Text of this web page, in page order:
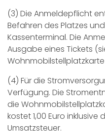
(3) Die Anmeldepflicht
Befahren des Platzes
Kassenterminal. Die
Ausgabe eines Tickets
(4) Für die
Verfügung. Die
die
kostet 1,00 Euro
Umsatzsteuer.